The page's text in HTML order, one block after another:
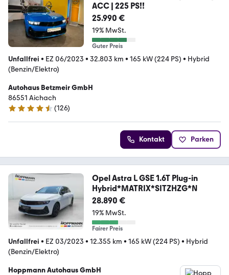
ACC | 225 PS!!
25.990 €
19% MwSt.
Guter Preis
Unfallfrei • EZ 06/2023 • 32.803 km • 165 kW (224 PS) • Hybrid
(Benzin/Elektro)
Autohaus Betzmeir GmbH
86551 Aichach
4.6 Sterne
(126)
Kontakt Parken
Opel Astra L GSE 1.6T Plug-in
Hybrid*MATRIX*SITZHZG*N
28.890 €
19% MwSt.
Fairer Preis
Unfallfrei • EZ 03/2023 • 12.355 km • 165 kW (224 PS) • Hybrid
(Benzin/Elektro)
Hoppmann Autohaus GmbH